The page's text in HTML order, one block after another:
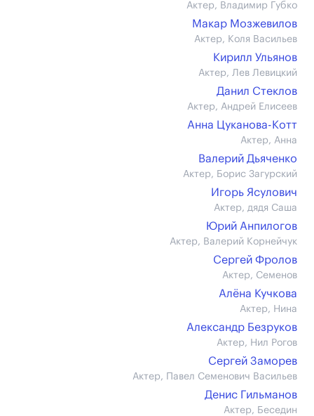
Актер, Владимир Губко
Макар Мозжевилов
Актер, Коля Васильев
Кирилл Ульянов
Актер, Лев Левицкий
Данил Стеклов
Актер, Андрей Елисеев
Анна Цуканова-Котт
Актер, Анна
Валерий Дьяченко
Актер, Борис Загурский
Игорь Ясулович
Актер, дядя Саша
Юрий Анпилогов
Актер, Валерий Корнейчук
Сергей Фролов
Актер, Семенов
Алёна Кучкова
Актер, Нина
Александр Безруков
Актер, Нил Рогов
Сергей Заморев
Актер, Павел Семенович Васильев
Денис Гильманов
Актер, Беседин